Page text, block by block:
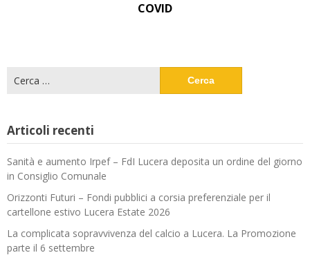
COVID
per:
Articoli recenti
Sanità e aumento Irpef – FdI Lucera deposita un ordine del giorno
in Consiglio Comunale
Orizzonti Futuri – Fondi pubblici a corsia preferenziale per il
cartellone estivo Lucera Estate 2026
La complicata sopravvivenza del calcio a Lucera. La Promozione
parte il 6 settembre